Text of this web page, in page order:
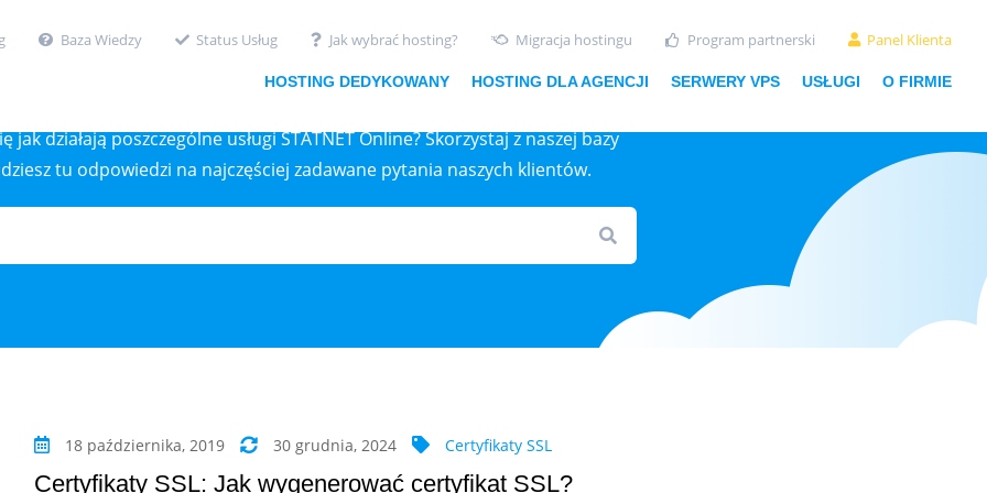
HOSTING DEDYKOWANY HOSTING DLA AGENCJI SERWERY VPS USŁUGI O FIRMIE
Baza Wiedzy Status Usług Jak wybrać hosting? Migracja hostingu Program partnerski Panel Klienta
BAZA WIEDZY
jak działają poszczególne usługi STATNET Online? Skorzystaj z naszej bazy
tu odpowiedzi na najczęściej zadawane pytania naszych klientów.
18 października, 2019 30 grudnia, 2024 Certyfikaty SSL
Certyfikaty SSL: Jak wygenerować certyfikat SSL?